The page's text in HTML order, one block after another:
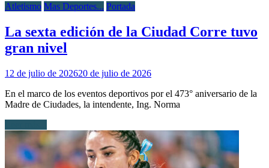
Atletismo Mas Deportes... Portada
La sexta edición de la Ciudad Corre tuvo
gran nivel
12 de julio de 202620 de julio de 2026
En el marco de los eventos deportivos por el 473° aniversario de la
Madre de Ciudades, la intendente, Ing. Norma